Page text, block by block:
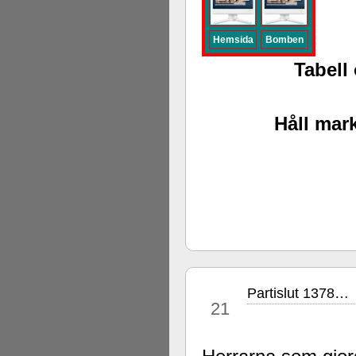
Hemsida Bomben
Tabell
Håll
21
Partislut 1378…